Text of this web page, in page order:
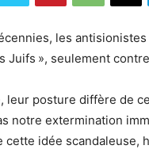
les antisionistes
Juifs », seulement
leur posture diffère de
notre extermination
cette idée scandaleuse,